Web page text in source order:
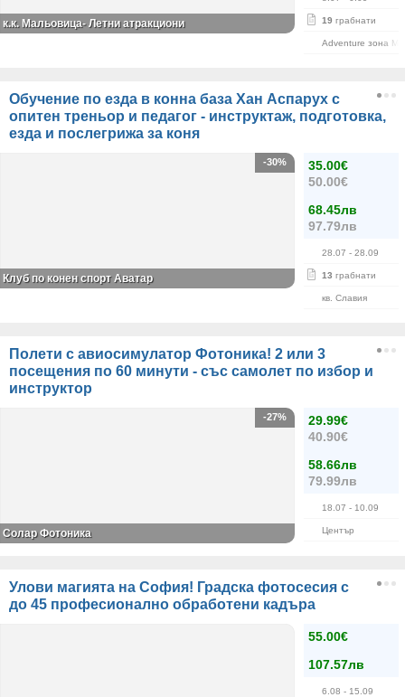
19 грабнати
Adventure зона
к.к. Мальовица- Летни атракциони
Обучение по езда в конна база Хан Аспарух с
опитен треньор и педагог - инструктаж, подготовка,
езда и послегрижа за коня
35.00€
50.00€
68.45лв
97.79лв
28.07 - 28.09
13 грабнати
кв. Славия
-30%
Клуб по конен спорт Аватар
Полети с авиосимулатор Фотоника! 2 или 3
посещения по 60 минути - със самолет по избор и
инструктор
29.99€
40.90€
58.66лв
79.99лв
18.07 - 10.09
Център
-27%
Солар Фотоника
Улови магията на София! Градска фотосесия с
до 45 професионално обработени кадъра
55.00€
107.57лв
6.08 - 15.09